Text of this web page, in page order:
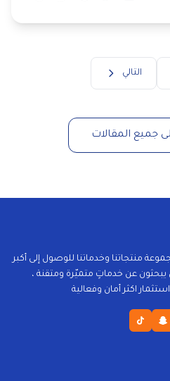
التالي
جميع المقالات
منتجاتنا وخدماتنا للوصول إلى أكبر
يبحثون عن خدماتٍ متميّرة ومتقنة ،
اكثر أمان وفعالية